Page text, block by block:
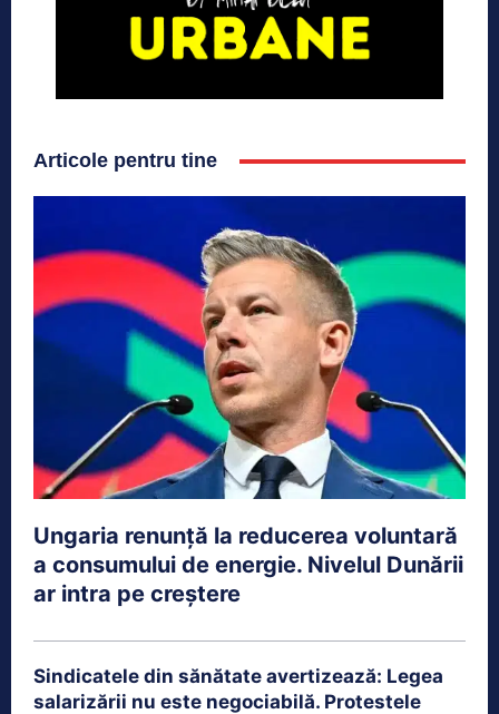
Articole pentru tine
Ungaria renunță la reducerea voluntară
a consumului de energie. Nivelul Dunării
ar intra pe creștere
Sindicatele din sănătate avertizează: Legea
salarizării nu este negociabilă. Protestele